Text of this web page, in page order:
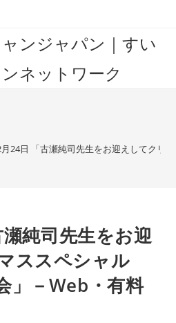
ンジャパン｜すい
ネットワーク
月24日 「古瀬純司先生をお迎えしてクリ
純司先生をお迎
ススペシャル
」－Web・有料